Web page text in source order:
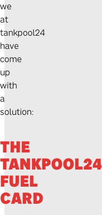
we
at
tankpool24
have
come
up
with
a
solution:
THE
TANKPOOL24
FUEL
CARD